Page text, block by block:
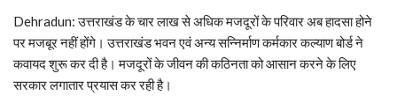
Dehradun: उत्तराखंड के चार लाख से अधिक मजदूरों के परिवार अब हादसा होने
पर मजबूर नहीं होंगे। उत्तराखंड भवन एवं अन्य सन्निर्माण कर्मकार कल्याण बोर्ड ने
कवायद शुरू कर दी है। मजदूरों के जीवन की कठिनता को आसान करने के लिए
सरकार लगातार प्रयास कर रही है।